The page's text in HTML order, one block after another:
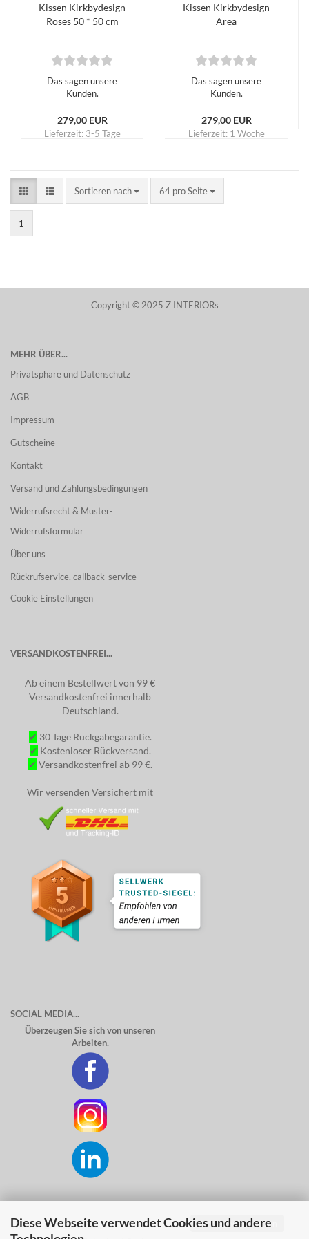
Diese Webseite verwendet Cookies und andere
Kissen Kirkbydesign
Roses 50 * 50 cm
Das sagen unsere
Kunden.
279,00 EUR
Lieferzeit: 3-5 Tage
Kissen Kirkbydesign
Area
Das sagen unsere
Kunden.
279,00 EUR
Lieferzeit: 1 Woche
Sortieren nach
Sortieren nach 64 pro Seite
pro Seite
1
Copyright © 2025 Z INTERIORs
MEHR ÜBER...
Privatsphäre und Datenschutz
AGB
Impressum
Gutscheine
Kontakt
Versand und Zahlungsbedingungen
Widerrufsrecht & Muster-
Widerrufsformular
Über uns
Rückrufservice, callback-service
Cookie Einstellungen
VERSANDKOSTENFREI...
Ab einem Bestellwert von 99 €
Versandkostenfrei innerhalb
Deutschland.
✔ 30 Tage Rückgabegarantie.
✔ Kostenloser Rückversand.
✔ Versandkostenfrei ab 99 €.
Wir versenden Versichert mit
SOCIAL MEDIA...
Überzeugen Sie sich von unseren
Arbeiten.
SICHER ZAHLEN MIT... Vertrag widerrufen